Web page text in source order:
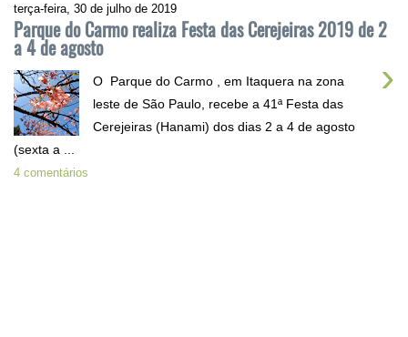
terça-feira, 30 de julho de 2019
Parque do Carmo realiza Festa das Cerejeiras 2019 de 2
a 4 de agosto
›
O Parque do Carmo , em Itaquera na zona
leste de São Paulo, recebe a 41ª Festa das
Cerejeiras (Hanami) dos dias 2 a 4 de agosto
(sexta a ...
4 comentários